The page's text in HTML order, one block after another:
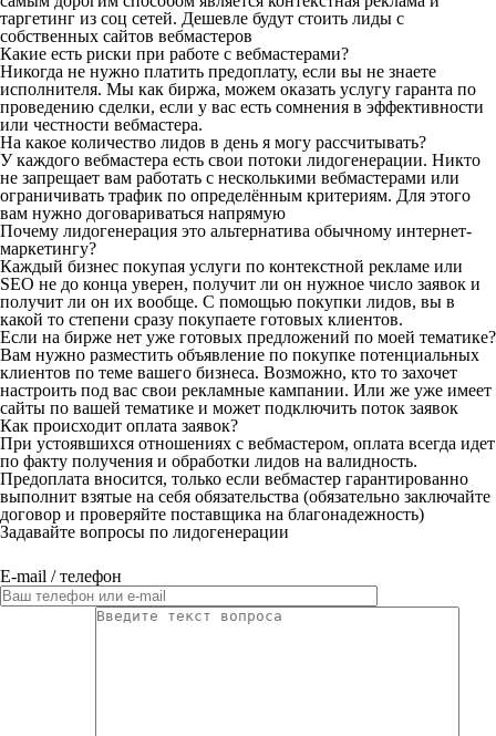
таргетинг из соц сетей. Дешевле будут стоить лиды с
собственных сайтов вебмастеров
Какие есть риски при работе с вебмастерами?
Никогда не нужно платить предоплату, если вы не знаете
исполнителя. Мы как биржа, можем оказать услугу гаранта по
проведению сделки, если у вас есть сомнения в эффективности
или честности вебмастера.
На какое количество лидов в день я могу рассчитывать?
У каждого вебмастера есть свои потоки лидогенерации. Никто
не запрещает вам работать с несколькими вебмастерами или
ограничивать трафик по определённым критериям. Для этого
вам нужно договариваться напрямую
Почему лидогенерация это альтернатива обычному интернет-
маркетингу?
Каждый бизнес покупая услуги по контекстной рекламе или
SEO не до конца уверен, получит ли он нужное число заявок и
получит ли он их вообще. С помощью покупки лидов, вы в
какой то степени сразу покупаете готовых клиентов.
Если на бирже нет уже готовых предложений по моей тематике?
Вам нужно разместить объявление по покупке потенциальных
клиентов по теме вашего бизнеса. Возможно, кто то захочет
настроить под вас свои рекламные кампании. Или же уже имеет
сайты по вашей тематике и может подключить поток заявок
Как происходит оплата заявок?
При устоявшихся отношениях с вебмастером, оплата всегда идет
по факту получения и обработки лидов на валидность.
Предоплата вносится, только если вебмастер гарантированно
выполнит взятые на себя обязательства (обязательно заключайте
договор и проверяйте поставщика на благонадежность)
Задавайте вопросы по лидогенерации
E-mail / телефон